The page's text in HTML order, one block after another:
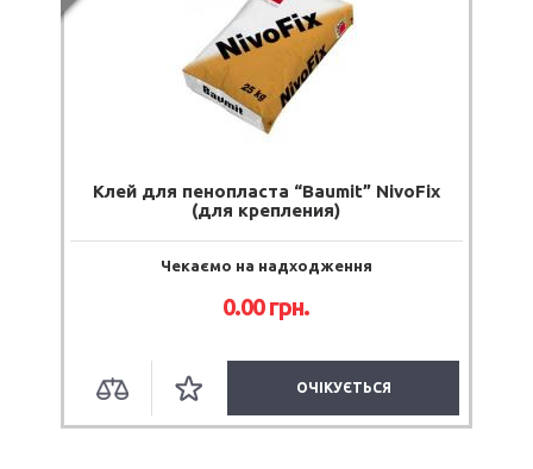
Клей для пенопласта “Baumit” NivoFix
(для крепления)
Чекаємо на надходження
0.00 грн.
ОЧІКУЄТЬСЯ